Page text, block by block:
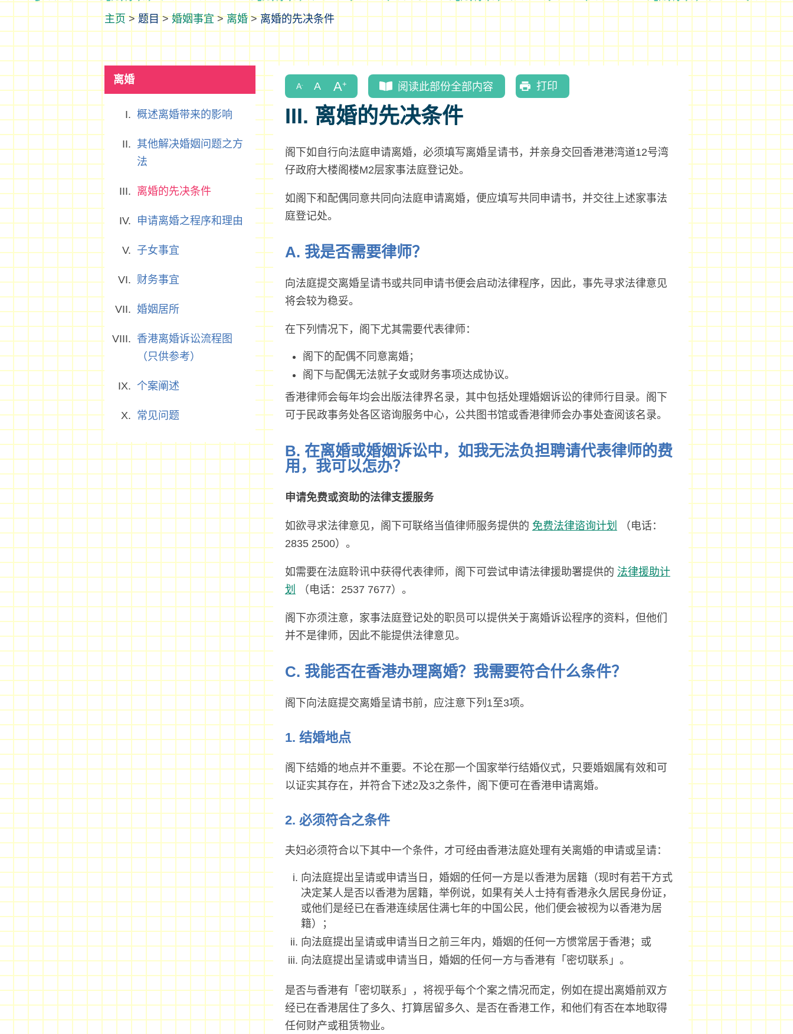
>题目>婚姻事宜>离婚>离婚的先决条件
阅读此部份全部内容 打印
III. 离婚的先决条件
阁下如自行向法庭申请离婚，必须填写离婚呈请书，并亲身交回香港港湾道12号湾
仔政府大楼阁楼M2层家事法庭登记处。
如阁下和配偶同意共同向法庭申请离婚，便应填写共同申请书，并交往上述家事法
庭登记处。
A. 我是否需要律师？
向法庭提交离婚呈请书或共同申请书便会启动法律程序，因此，事先寻求法律意见
将会较为稳妥。
在下列情况下，阁下尤其需要代表律师：
阁下的配偶不同意离婚；
阁下与配偶无法就子女或财务事项达成协议。
香港律师会每年均会出版法律界名录，其中包括处理婚姻诉讼的律师行目录。阁下
可于民政事务处各区谘询服务中心，公共图书馆或香港律师会办事处查阅该名录。
B. 在离婚或婚姻诉讼中，如我无法负担聘请代表律师的费
用，我可以怎办？
申请免费或资助的法律支援服务
如欲寻求法律意见，阁下可联络当值律师服务提供的 免费法律谘询计划
（电话：
2835 2500）。
如需要在法庭聆讯中获得代表律师，阁下可尝试申请法律援助署提供的 法律援助计
划
（电话：2537 7677）。
阁下亦须注意，家事法庭登记处的职员可以提供关于离婚诉讼程序的资料，但他们
并不是律师，因此不能提供法律意见。
C. 我能否在香港办理离婚？我需要符合什么条件？
阁下向法庭提交离婚呈请书前，应注意下列1至3项。
1. 结婚地点
阁下结婚的地点并不重要。不论在那一个国家举行结婚仪式，只要婚姻属有效和可
以证实其存在，并符合下述2及3之条件，阁下便可在香港申请离婚。
2. 必须符合之条件
夫妇必须符合以下其中一个条件，才可经由香港法庭处理有关离婚的申请或呈请：
向法庭提出呈请或申请当日，婚姻的任何一方是以香港为居籍（现时有若干方式
决定某人是否以香港为居籍，举例说，如果有关人士持有香港永久居民身份证，
或他们是经已在香港连续居住满七年的中国公民，他们便会被视为以香港为居
籍）；
向法庭提出呈请或申请当日之前三年内，婚姻的任何一方惯常居于香港；或
向法庭提出呈请或申请当日，婚姻的任何一方与香港有「密切联系」。
是否与香港有「密切联系」，将视乎每个个案之情况而定，例如在提出离婚前双方
经已在香港居住了多久、打算居留多久、是否在香港工作，和他们有否在本地取得
任何财产或租赁物业。
离婚
概述离婚带来的影响
其他解决婚姻问题之方
法
离婚的先决条件
申请离婚之程序和理由
子女事宜
财务事宜
婚姻居所
香港离婚诉讼流程图
（只供参考）
个案阐述
常见问题